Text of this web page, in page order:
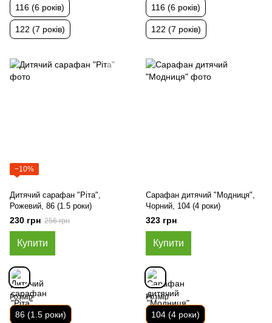
116 (6 років)
122 (7 років)
116 (6 років)
122 (7 років)
−10%
Дитячий сарафан "Ріта",
Рожевий, 86 (1.5 роки)
230 грн 256 грн
Купити
Розмір
86 (1.5 роки)
Сарафан дитячий "Модниця",
Чорний, 104 (4 роки)
323 грн
Купити
Розмір
104 (4 роки)